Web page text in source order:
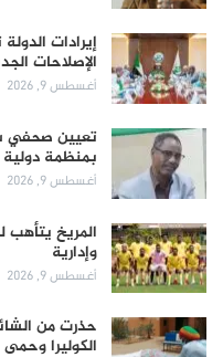
إيرادات
الإصلاحات
أغسطس 9, 2026
تعيين صحفي
بمنظمة دولية
أغسطس 9, 2026
المريخ يتأهب
وإدارية
أغسطس 9, 2026
حذرت من
الكوليرا